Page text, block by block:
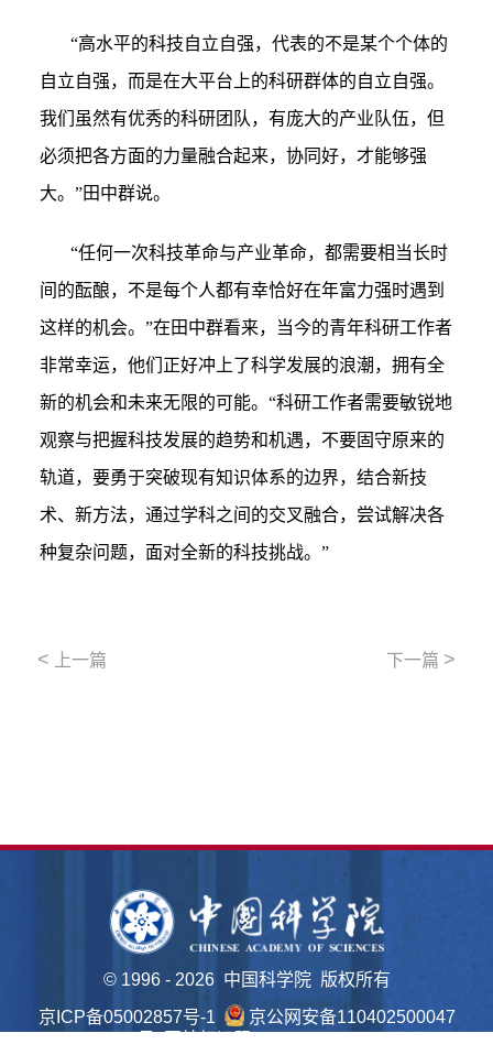
“高水平的科技自立自强，代表的不是某个个体的
自立自强，而是在大平台上的科研群体的自立自强。
我们虽然有优秀的科研团队，有庞大的产业队伍，但
必须把各方面的力量融合起来，协同好，才能够强
大。”田中群说。
“任何一次科技革命与产业革命，都需要相当长时
间的酝酿，不是每个人都有幸恰好在年富力强时遇到
这样的机会。”在田中群看来，当今的青年科研工作者
非常幸运，他们正好冲上了科学发展的浪潮，拥有全
新的机会和未来无限的可能。“科研工作者需要敏锐地
观察与把握科技发展的趋势和机遇，不要固守原来的
轨道，要勇于突破现有知识体系的边界，结合新技
术、新方法，通过学科之间的交叉融合，尝试解决各
种复杂问题，面对全新的科技挑战。”
< 上一篇 下一篇 >
© 1996 - 2026 中国科学院 版权所有
京ICP备05002857号-1
京公网安备110402500047